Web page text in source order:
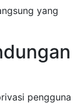
yang
pengguna